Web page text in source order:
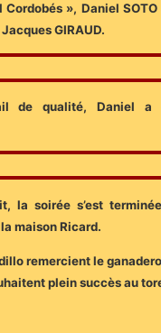
», Daniel
GIRAUD.
de qualité, Daniel a
la soirée s’est
maison Ricard.
remercient le
plein succès au